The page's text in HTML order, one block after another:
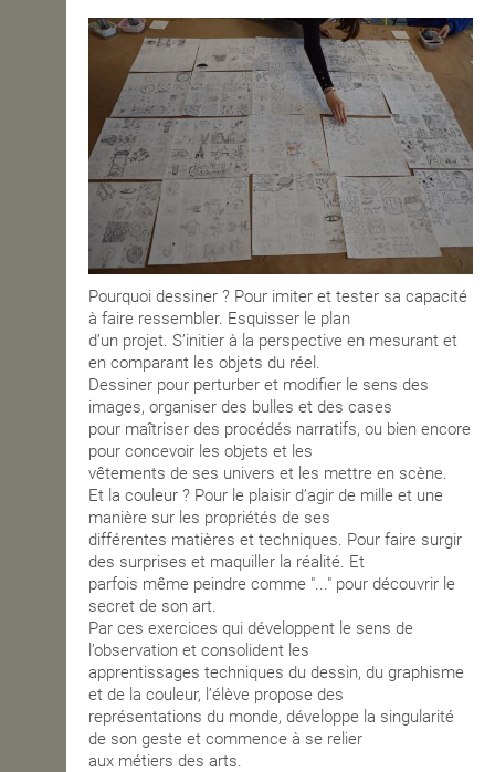
Pourquoi dessiner ? Pour imiter et tester sa capacité
à faire ressembler. Esquisser le plan
d’un projet. S’initier à la perspective en mesurant et
en comparant les objets du réel.
Dessiner pour perturber et modifier le sens des
images, organiser des bulles et des cases
pour maîtriser des procédés narratifs, ou bien encore
pour concevoir les objets et les
vêtements de ses univers et les mettre en scène.
Et la couleur ? Pour le plaisir d’agir de mille et une
manière sur les propriétés de ses
différentes matières et techniques. Pour faire surgir
des surprises et maquiller la réalité. Et
parfois même peindre comme "..." pour découvrir le
secret de son art.
Par ces exercices qui développent le sens de
l’observation et consolident les
apprentissages techniques du dessin, du graphisme
et de la couleur, l’élève propose des
représentations du monde, développe la singularité
de son geste et commence à se relier
aux métiers des arts.